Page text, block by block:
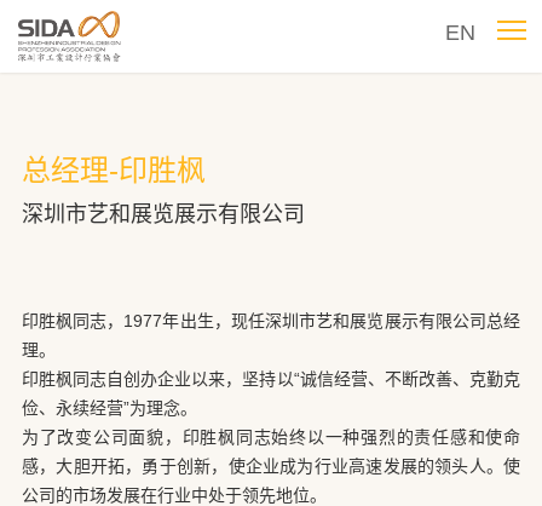
EN
总经理-印胜枫
深圳市艺和展览展示有限公司
印胜枫同志，1977年出生，现任深圳市艺和展览展示有限公司总经
理。
印胜枫同志自创办企业以来，坚持以“诚信经营、不断改善、克勤克
俭、永续经营”为理念。
为了改变公司面貌，印胜枫同志始终以一种强烈的责任感和使命
感，大胆开拓，勇于创新，使企业成为行业高速发展的领头人。使
公司的市场发展在行业中处于领先地位。